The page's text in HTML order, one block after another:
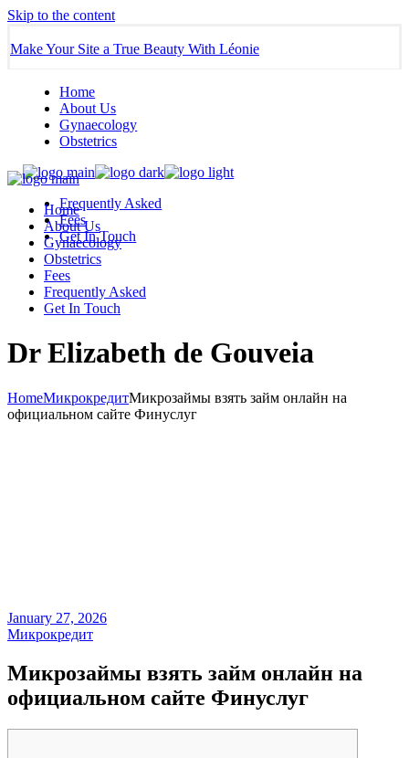
Skip to the content
Make Your Site a True Beauty With Léonie
Home
About Us
Gynaecology
Obstetrics
Frequently Asked
Fees
Get In Touch
Home
About Us
Gynaecology
Obstetrics
Fees
Frequently Asked
Get In Touch
Dr Elizabeth de Gouveia
HomeМикрокредитМикрозаймы взять займ онлайн на
официальном сайте Финуслуг
January 27, 2026
Микрокредит
Микрозаймы взять займ онлайн на
официальном сайте Финуслуг